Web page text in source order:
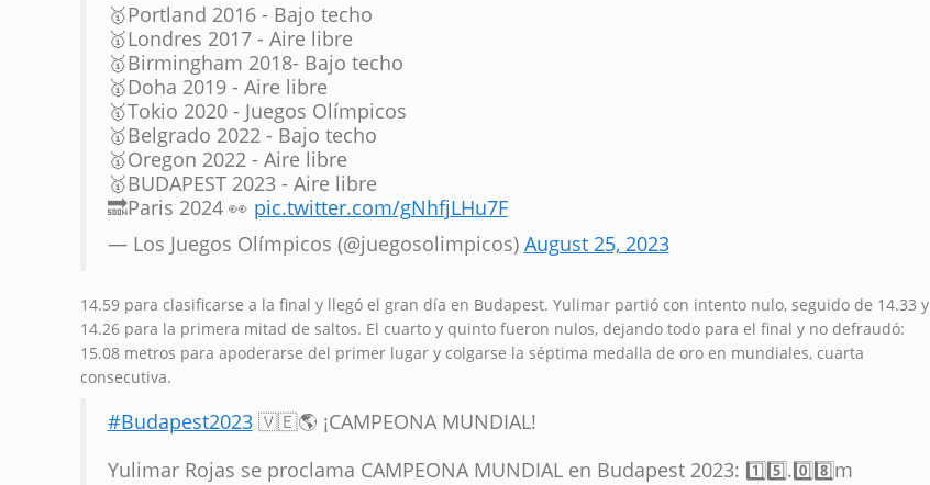
🥇Portland 2016 - Bajo techo
🥇Londres 2017 - Aire libre
🥇Birmingham 2018- Bajo techo
🥇Doha 2019 - Aire libre
🥇Tokio 2020 - Juegos Olímpicos
🥇Belgrado 2022 - Bajo techo
🥇Oregon 2022 - Aire libre
🥇BUDAPEST 2023 - Aire libre
🔜Paris 2024 👀 pic.twitter.com/gNhfjLHu7F
— Los Juegos Olímpicos (@juegosolimpicos) August 25, 2023
14.59 para clasificarse a la final y llegó el gran día en Budapest. Yulimar partió con intento nulo, seguido de 14.33 y
14.26 para la primera mitad de saltos. El cuarto y quinto fueron nulos, dejando todo para el final y no defraudó:
15.08 metros para apoderarse del primer lugar y colgarse la séptima medalla de oro en mundiales, cuarta
consecutiva.
#Budapest2023🇻🇪🌎 ¡CAMPEONA MUNDIAL!
Yulimar Rojas se proclama CAMPEONA MUNDIAL en Budapest 2023: 1️⃣5️⃣.0️⃣8️⃣m